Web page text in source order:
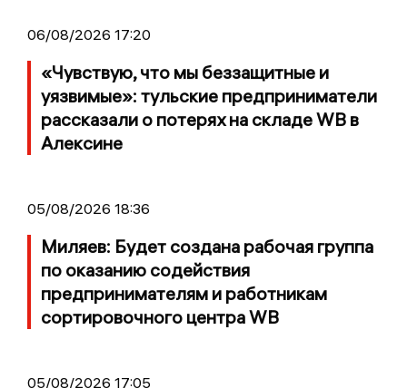
06/08/2026 17:20
«Чувствую, что мы беззащитные и
уязвимые»: тульские предприниматели
рассказали о потерях на складе WB в
Алексине
05/08/2026 18:36
Миляев: Будет создана рабочая группа
по оказанию содействия
предпринимателям и работникам
сортировочного центра WB
05/08/2026 17:05